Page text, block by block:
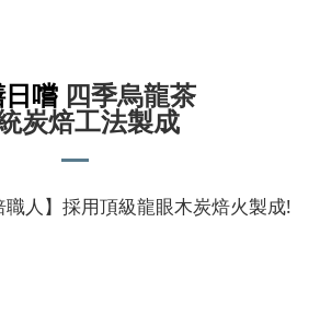
嚐 四季烏龍茶
炭焙工法製成
人】採用頂級龍眼木炭焙火製成!